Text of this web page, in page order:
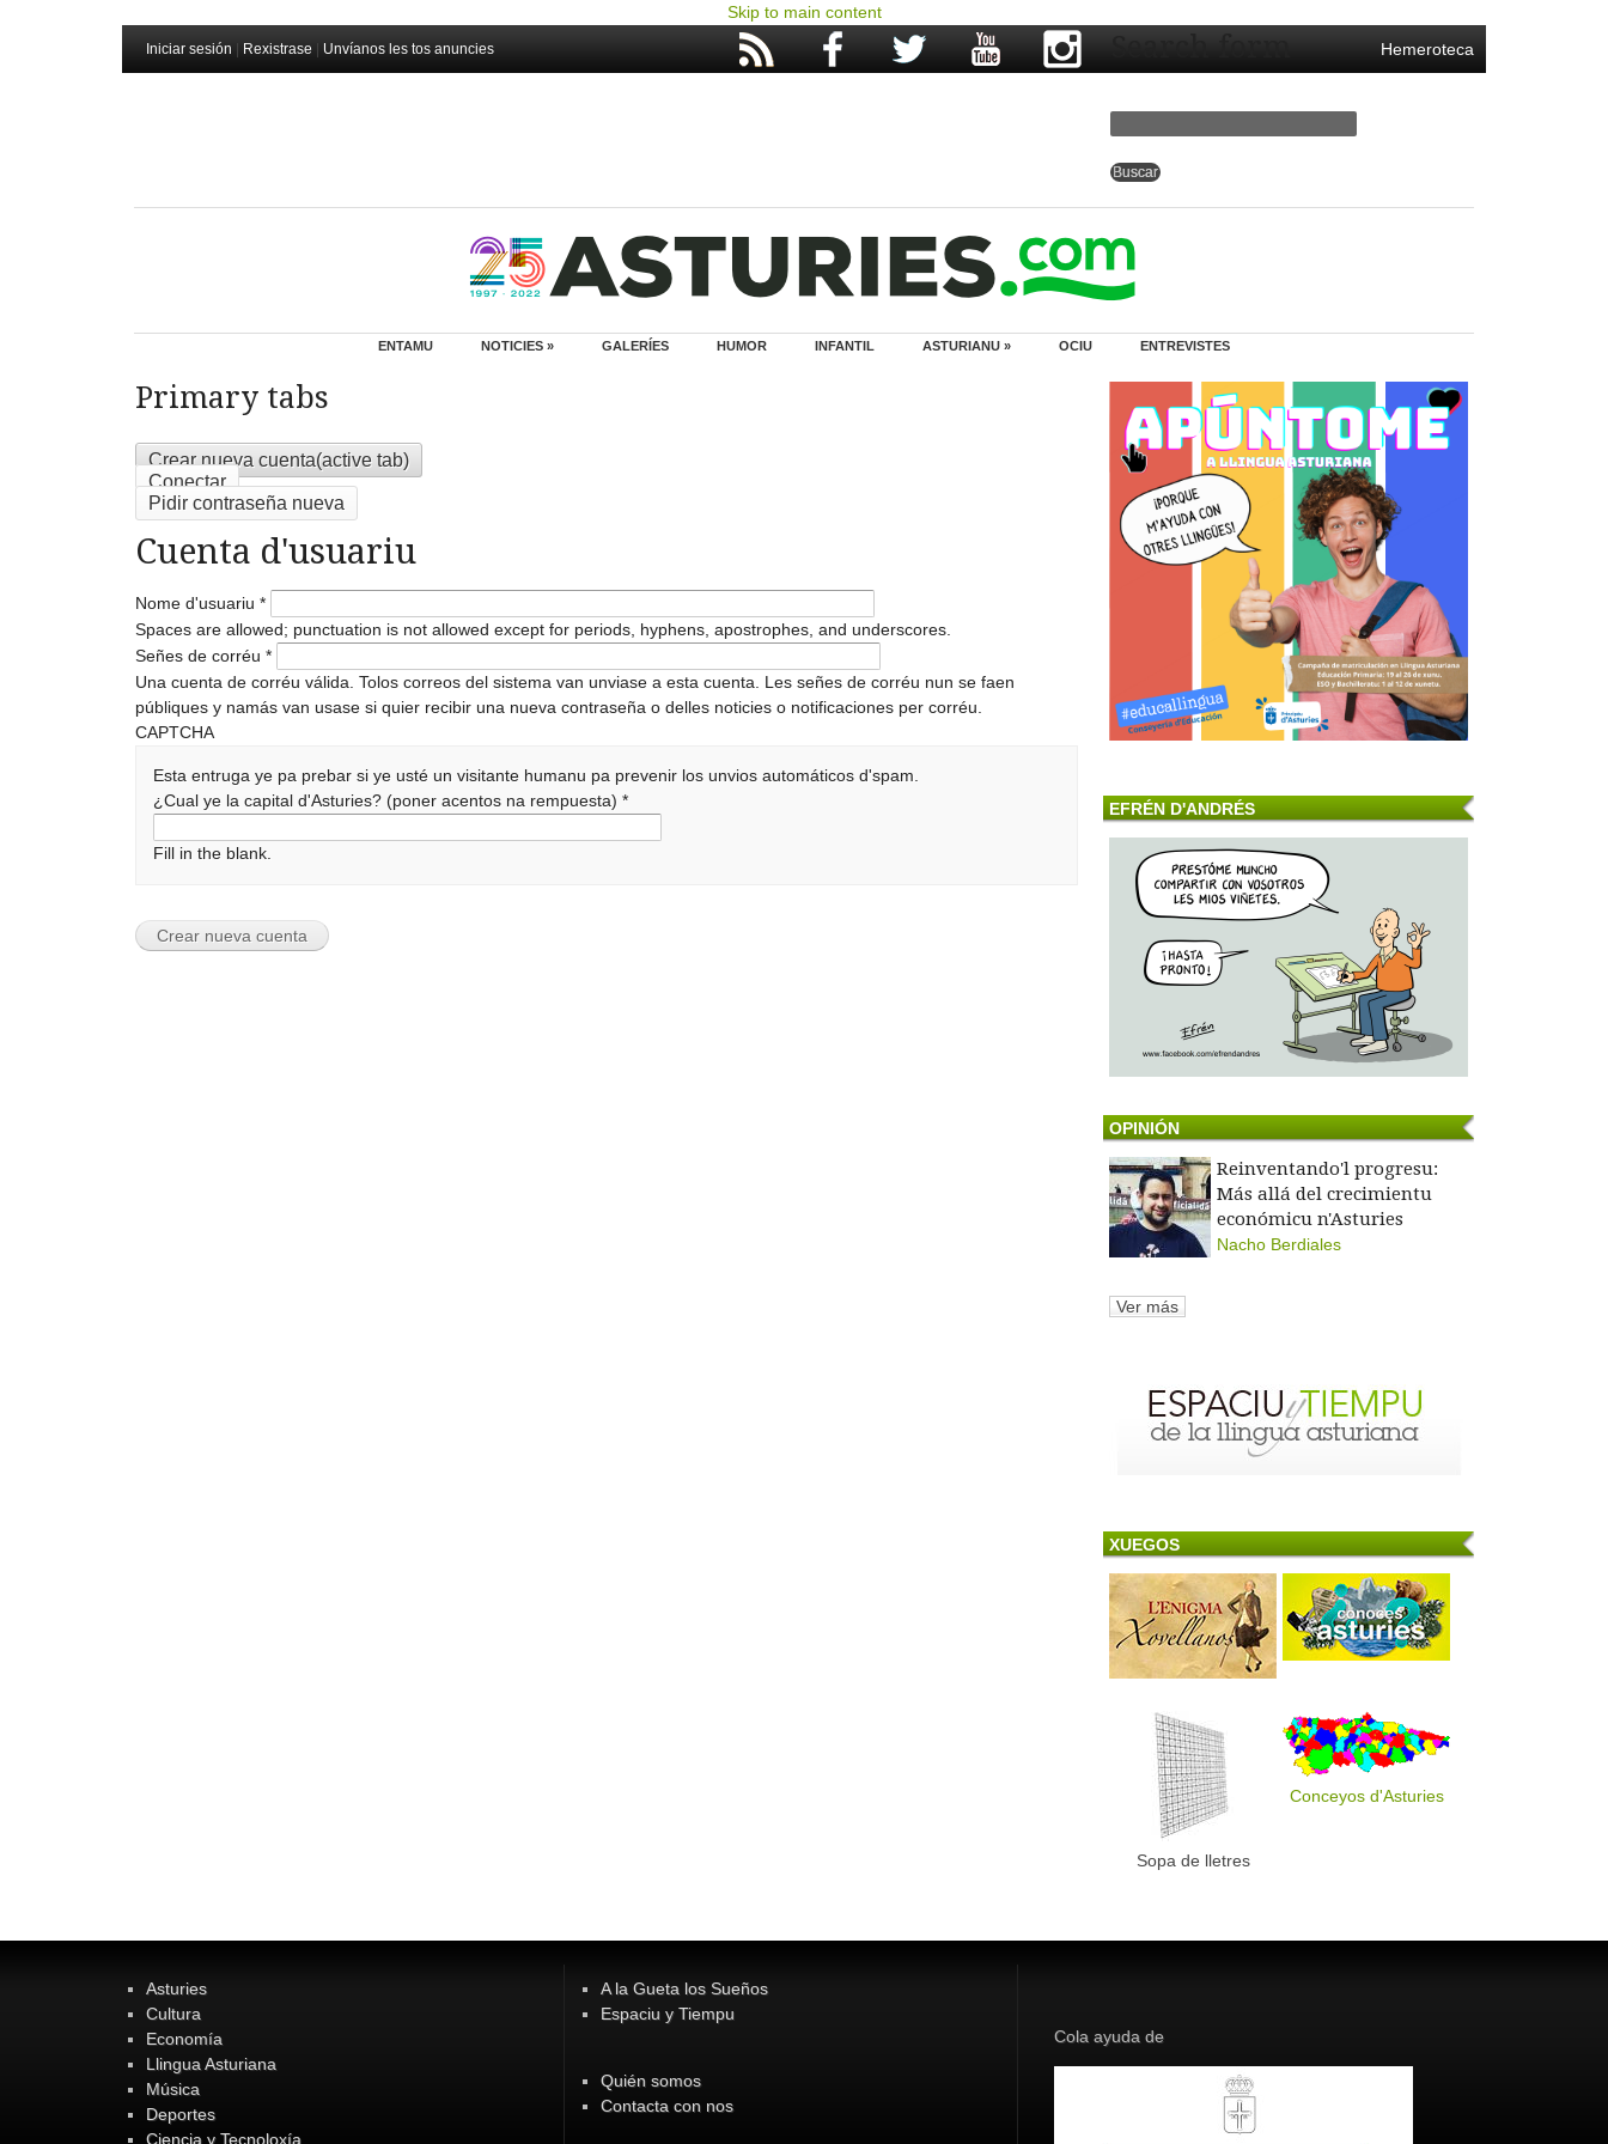
Skip to main content
Iniciar sesión Rexistrase Unvíanos les tos anuncies Hemeroteca
Search form
ENTAMU NOTICIES » GALERÍES HUMOR INFANTIL ASTURIANU » OCIU ENTREVISTES
Primary tabs
Crear nueva cuenta(active tab)
Conectar
Pidir contraseña nueva
Cuenta d'usuariu
Nome d'usuariu *
Spaces are allowed; punctuation is not allowed except for periods, hyphens, apostrophes, and underscores.
Señes de corréu *
Una cuenta de corréu válida. Tolos correos del sistema van unviase a esta cuenta. Les señes de corréu nun se faen
públiques y namás van usase si quier recibir una nueva contraseña o delles noticies o notificaciones per corréu.
CAPTCHA
Esta entruga ye pa prebar si ye usté un visitante humanu pa prevenir los unvios automáticos d'spam.
¿Cual ye la capital d'Asturies? (poner acentos na rempuesta)*
Fill in the blank.
EFRÉN D'ANDRÉS
OPINIÓN
Reinventando'l progresu:
Más allá del crecimientu
económicu n'Asturies
Nacho Berdiales
Ver más
XUEGOS
Sopa de lletres
Conceyos d'Asturies
Asturies
Cultura
Economía
Llingua Asturiana
Música
Deportes
Ciencia y Tecnoloxía
A la Gueta los Sueños
Espaciu y Tiempu
Quién somos
Contacta con nos
Cola ayuda de